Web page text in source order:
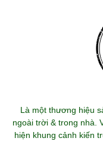
Là một thương hiệu
ngoài trời & trong nhà.
hiện khung cảnh kiến